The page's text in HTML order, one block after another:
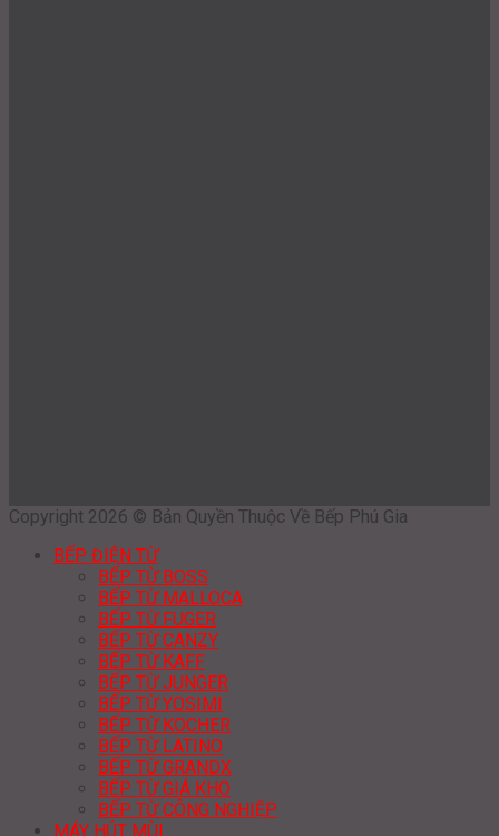
Copyright 2026 © Bản Quyền Thuộc Về Bếp Phú Gia
BẾP ĐIỆN TỪ
BẾP TỪ BOSS
BẾP TỪ MALLOCA
BẾP TỪ FUGER
BẾP TỪ CANZY
BẾP TỪ KAFF
BẾP TỪ JUNGER
BẾP TỪ YOSIMI
BẾP TỪ KOCHER
BẾP TỪ LATINO
BẾP TỪ GRANDX
BẾP TỪ GIÁ KHO
BẾP TỪ CÔNG NGHIỆP
MÁY HÚT MÙI